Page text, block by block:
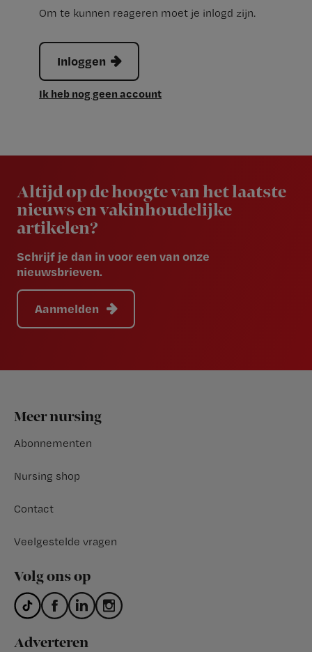
Om te kunnen reageren moet je inlogd zijn.
Inloggen
Ik heb nog geen account
Altijd op de hoogte van het laatste
nieuws en vakinhoudelijke
artikelen?
Schrijf je dan in voor een van onze
nieuwsbrieven.
Aanmelden
Footer
Meer nursing
Abonnementen
Nursing shop
Contact
Veelgestelde vragen
Volg ons op
Adverteren